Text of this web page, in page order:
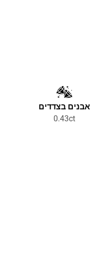
אבנים בצדדים
0.43ct